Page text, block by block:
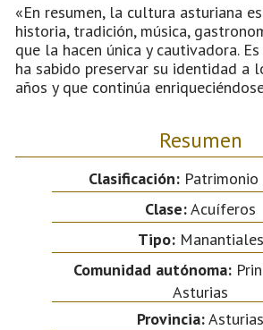
«En resumen, la cultura asturiana
historia, tradición, música,
que la hacen única y cautivadora.
ha sabido preservar su identidad a
años y que continúa
Resumen
Clasificación:
Clase:Acuíferos
Tipo:Manantiales
Comunidad autónoma:
Asturias
Provincia:Asturias